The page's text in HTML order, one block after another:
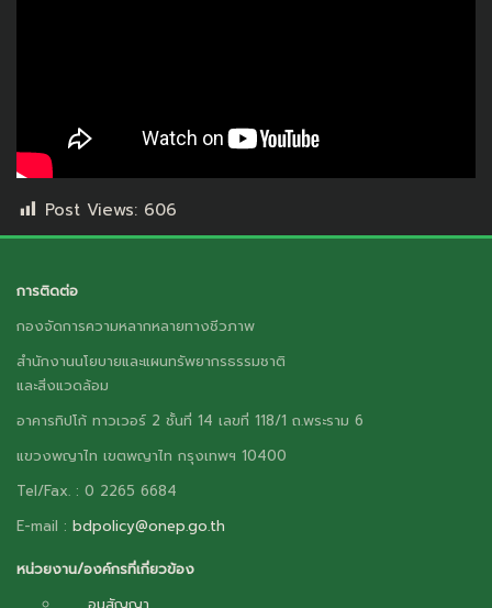
Post Views: 606
การติดต่อ
กองจัดการความหลากหลายทางชีวภาพ
สำนักงานนโยบายและแผนทรัพยากรธรรมชาติ
และสิ่งแวดล้อม
อาคารทิปโก้ ทาวเวอร์ 2 ชั้นที่ 14 เลขที่ 118/1 ถ.พระราม 6
แขวงพญาไท เขตพญาไท กรุงเทพฯ 10400
Tel/Fax. : 0 2265 6684
E-mail : bdpolicy@onep.go.th
หน่วยงาน/องค์กรที่เกี่ยวข้อง